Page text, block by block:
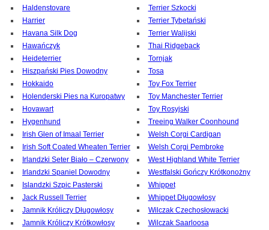
Haldenstovare
Harrier
Havana Silk Dog
Hawańczyk
Heideterrier
Hiszpański Pies Dowodny
Hokkaido
Holenderski Pies na Kuropatwy
Hovawart
Hygenhund
Irish Glen of Imaal Terrier
Irish Soft Coated Wheaten Terrier
Irlandzki Seter Biało – Czerwony
Irlandzki Spaniel Dowodny
Islandzki Szpic Pasterski
Jack Russell Terrier
Jamnik Króliczy Długowłosy
Jamnik Króliczy Krótkowłosy
Terrier Szkocki
Terrier Tybetański
Terrier Walijski
Thai Ridgeback
Tornjak
Tosa
Toy Fox Terrier
Toy Manchester Terrier
Toy Rosyjski
Treeing Walker Coonhound
Welsh Corgi Cardigan
Welsh Corgi Pembroke
West Highland White Terrier
Westfalski Gończy Krótkonożny
Whippet
Whippet Długowłosy
Wilczak Czechosłowacki
Wilczak Saarloosa